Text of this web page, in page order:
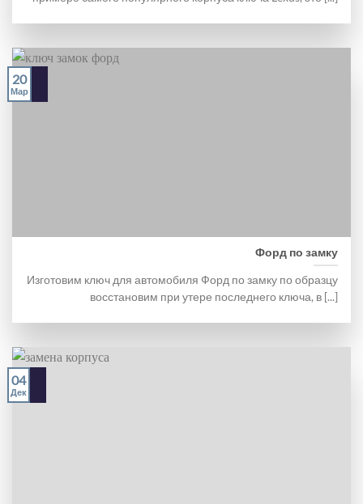
Форд по замку
Изготовим ключ для автомобиля Форд по замку по образцу
восстановим при утере последнего ключа, в [...]
20
Мар
04
Дек